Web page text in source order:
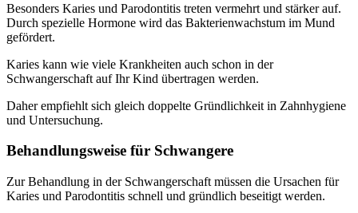
Besonders Karies und Parodontitis treten vermehrt und stärker auf.
Durch spezielle Hormone wird das Bakterienwachstum im Mund
gefördert.
Karies kann wie viele Krankheiten auch schon in der
Schwangerschaft auf Ihr Kind übertragen werden.
Daher empfiehlt sich gleich doppelte Gründlichkeit in Zahnhygiene
und Untersuchung.
Behandlungsweise für Schwangere
Zur Behandlung in der Schwangerschaft müssen die Ursachen für
Karies und Parodontitis schnell und gründlich beseitigt werden.